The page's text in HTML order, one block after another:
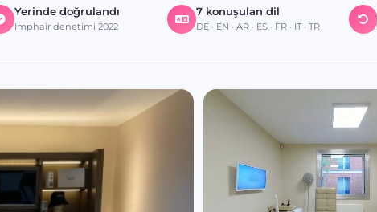
Yerinde doğrulandı
Imphair denetimi 2022
7 konuşulan dil
DE · EN · AR · ES · FR · IT · TR